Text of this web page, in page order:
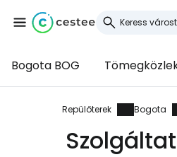
Bogota BOG
Repülőterek Bogota
Cestee-be
... az utazási közösség